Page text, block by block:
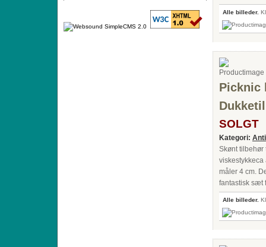
Alle billeder.
Picknic
SOLGT
Kategori:
Skønt tilbehør
måler 4 cm.
fantastisk sæt
Alle billeder.